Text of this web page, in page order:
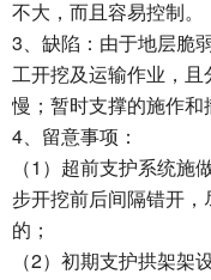
不大，而且容易控制。
3 、缺陷：由于地层脆
工开挖及运输作业，
慢；暂时支撑的施作和
4 、留意事项：
（1 ）超前支护系统施
步开挖前后间隔错开，
的；
（2）初期支护拱架架